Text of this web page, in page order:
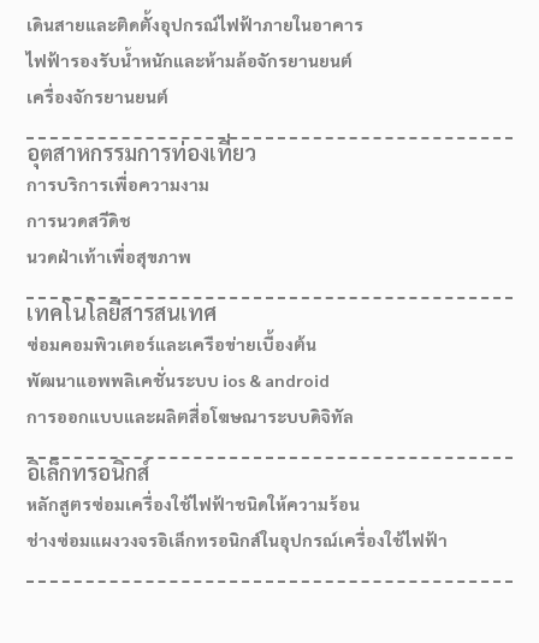
เดินสายและติดตั้งอุปกรณ์ไฟฟ้าภายในอาคาร
ไฟฟ้ารองรับน้ำหนักและห้ามล้อจักรยานยนต์
เครื่องจักรยานยนต์
อุตสาหกรรมการท่องเที่ยว
การบริการเพื่อความงาม
การนวดสวีดิช
นวดฝ่าเท้าเพื่อสุขภาพ
เทคโนโลยีสารสนเทศ
ซ่อมคอมพิวเตอร์และเครือข่ายเบื้องต้น
พัฒนาแอพพลิเคชั่นระบบ ios & android
การออกแบบและผลิตสื่อโฆษณาระบบดิจิทัล
อิเล็กทรอนิกส์
หลักสูตรซ่อมเครื่องใช้ไฟฟ้าชนิดให้ความร้อน
ช่างซ่อมแผงวงจรอิเล็กทรอนิกส์ในอุปกรณ์เครื่องใช้ไฟฟ้า